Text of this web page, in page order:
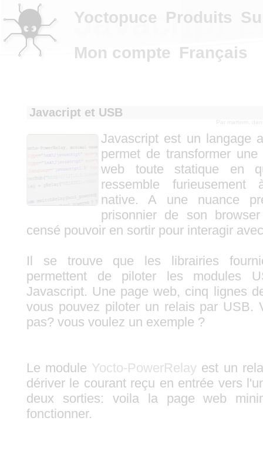
Javacript
Javacript et USB
Par
Javascript est un langage
permet de transformer
web toute statique en
ressemble
native. A une nuance
prisonnier de son
censé pouvoir en sortir pour interagir
Il se trouve que les librairies
permettent de piloter les modules
Javascript. Une page web, cinq lignes
vous pouvez piloter un relais par USB.
pas? vous voulez un exemple ?
Le module Yocto-PowerRelay est un
dériver le courant reçu en entrée vers
deux sorties: voila la page web
fonctionner.
Yoctopuce Produits
Mon compte Français